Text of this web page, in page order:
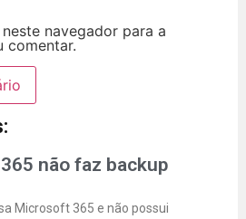
navegador para a
comentar.
não faz backup
Microsoft 365 e não possui